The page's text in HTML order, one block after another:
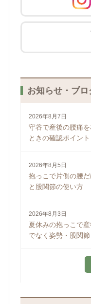
お知らせ・ブロ
2026年8月7日
守谷で産後の腰痛
ときの確認ポイント
2026年8月5日
抱っこで片側の腰
と股関節の使い方
2026年8月3日
夏休みの抱っこで
でなく姿勢・股関